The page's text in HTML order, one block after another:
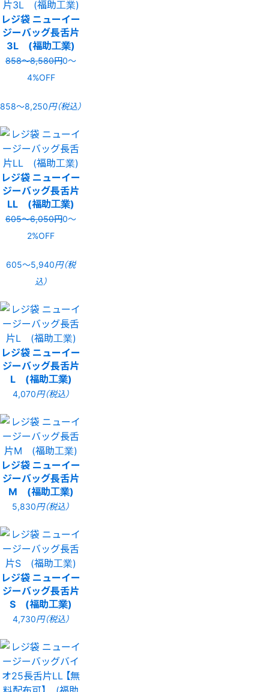
レジ袋 ニューイー
ジーバッグ長舌片
3L (福助工業)
858〜8,580円0〜
4%OFF
858〜8,250円（税込）
レジ袋 ニューイー
ジーバッグ長舌片
LL (福助工業)
605〜6,050円0〜
2%OFF
605〜5,940円（税
込）
レジ袋 ニューイー
ジーバッグ長舌片
L (福助工業)
4,070円（税込）
レジ袋 ニューイー
ジーバッグ長舌片
M (福助工業)
5,830円（税込）
レジ袋 ニューイー
ジーバッグ長舌片
S (福助工業)
4,730円（税込）